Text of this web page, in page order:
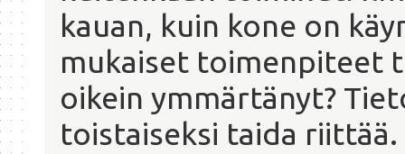
kauan, kuin kone on
mukaiset toimenpiteet
oikein ymmärtänyt?
toistaiseksi taida riittää.